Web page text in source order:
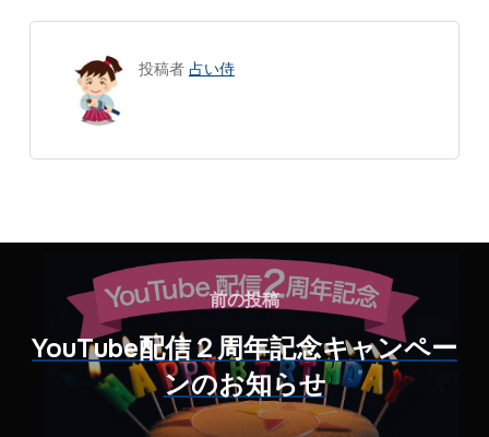
投稿者 占い侍
前の投稿
YouTube配信２周年記念キャンペー
ンのお知らせ